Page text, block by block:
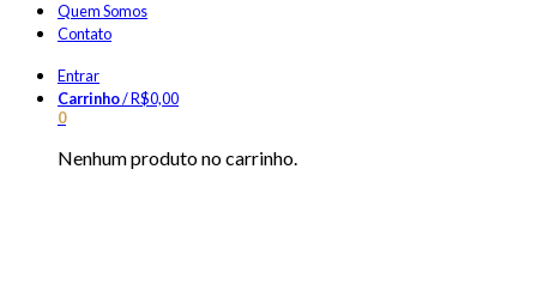
Quem Somos
Contato
Entrar
Carrinho/R$0,00
0
Nenhum produto no carrinho.